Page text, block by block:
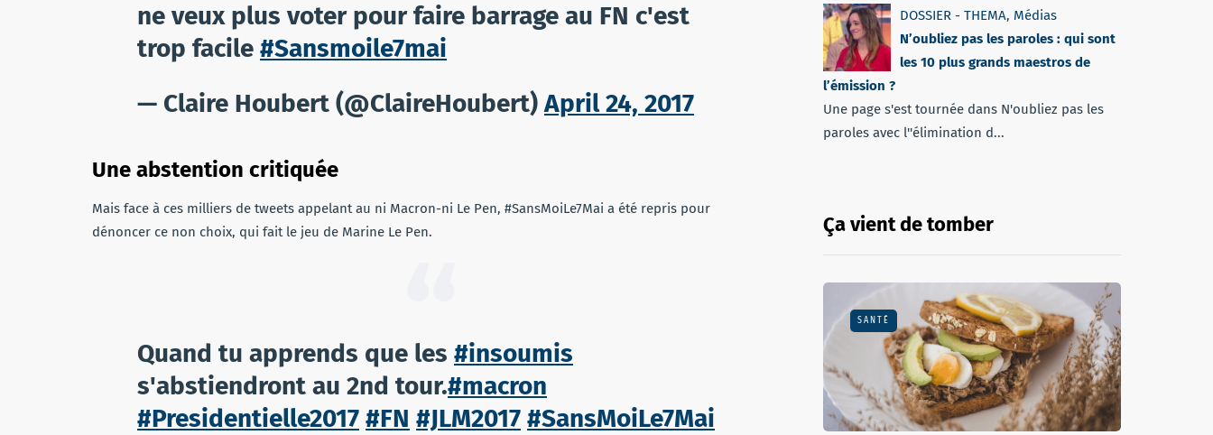
ne veux plus voter pour faire barrage au FN c'est
trop facile #Sansmoile7mai
— Claire Houbert (@ClaireHoubert)April 24, 2017
Une abstention critiquée
Mais face à ces milliers de tweets appelant au ni Macron-ni Le Pen, #SansMoiLe7Mai a été repris pour
dénoncer ce non choix, qui fait le jeu de Marine Le Pen.
Quand tu apprends que les #insoumis
s'abstiendront au 2nd tour.#macron
#Presidentielle2017 #FN #JLM2017 #SansMoiLe7Mai
DOSSIER - THEMA, Médias
N’oubliez pas les paroles : qui sont
les 10 plus grands maestros de
l’émission ?
Une page s'est tournée dans N'oubliez pas les
paroles avec l''élimination d...
Ça vient de tomber
SANTÉ